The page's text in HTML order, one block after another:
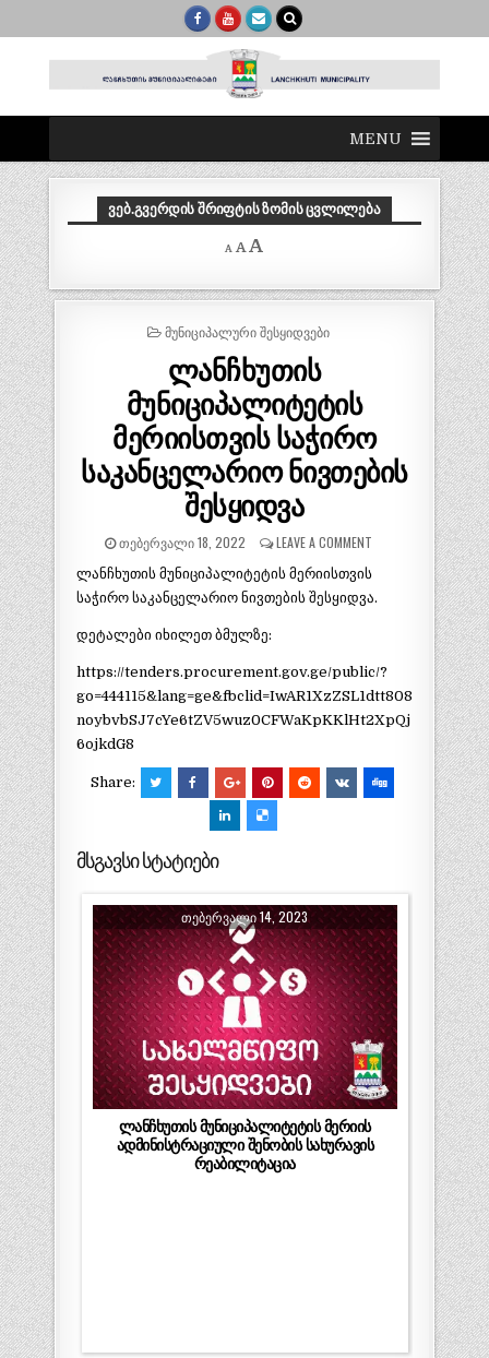
MENU
ᲕᲔᲑ.ᲒᲕᲔᲠᲓᲘᲡ ᲨᲠᲘᲤᲢᲘᲡ ᲖᲝᲛᲘᲡ ᲪᲕᲚᲘᲚᲔᲑᲐ
A
Decrease
font
A Reset
A
size.
POSTED
ᲛᲣᲜᲘᲪᲘᲞᲐᲚᲣᲠᲘ ᲨᲔᲡᲧᲘᲓᲕᲔᲑᲘ
ლანჩხუთის
მუნიციპალიტეტის
მერიისთვის საჭირო
საკანცელარიო ნივთების
შესყიდვა
ᲗᲔᲑᲔᲠᲕᲐᲚᲘ 18, 2022 LEAVE A COMMENT
ლანჩხუთის მუნიციპალიტეტის მერიისთვის
საჭირო საკანცელარიო ნივთების შესყიდვა.
დეტალები იხილეთ ბმულზე:
https://tenders.procurement.gov.ge/public/?
go=444115&lang=ge&fbclid=IwAR1XzZSL1dtt808
noybvbSJ7cYe6tZV5wuz0CFWaKpKKlHt2XpQj
6ojkdG8
Share:
მსგავსი სტატიები
ᲗᲔᲑᲔᲠᲕᲐᲚᲘ 14, 2023
ლანჩხუთის მუნიციპალიტეტის მერიის
ადმინისტრაციული შენობის სახურავის
რეაბილიტაცია